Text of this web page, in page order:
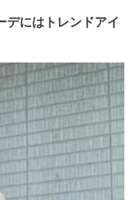
デにはトレンドアイ